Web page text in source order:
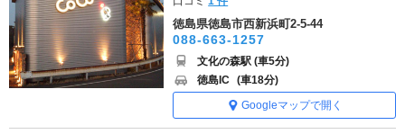
徳島県徳島市西新浜町2-5-44
088-663-1257
文化の森駅 (車5分)
徳島IC (車18分)
Googleマップで開く